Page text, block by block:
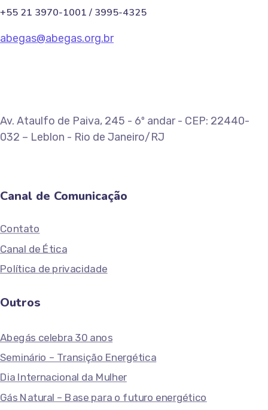
+55 21 3970-1001 / 3995-4325
abegas@abegas.org.br
Av. Ataulfo de Paiva, 245 - 6º andar - CEP: 22440-
032 – Leblon - Rio de Janeiro/RJ
Canal de Comunicação
Contato
Canal de Ética
Política de privacidade
Outros
Abegás celebra 30 anos
Seminário – Transição Energética
Dia Internacional da Mulher
Gás Natural – Base para o futuro energético